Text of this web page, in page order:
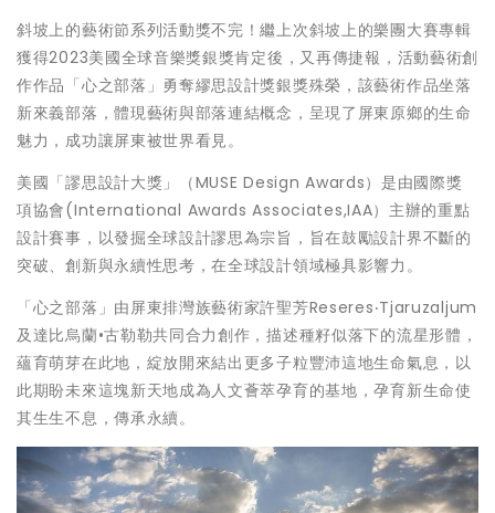
斜坡上的藝術節系列活動獎不完！繼上次斜坡上的樂團大賽專輯
獲得2023美國全球音樂獎銀獎肯定後，又再傳捷報，活動藝術創
作作品「心之部落」勇奪繆思設計獎銀獎殊榮，該藝術作品坐落
新來義部落，體現藝術與部落連結概念，呈現了屏東原鄉的生命
魅力，成功讓屏東被世界看見。
美國「謬思設計大獎」（MUSE Design Awards）是由國際獎
項協會(International Awards Associates,IAA）主辦的重點
設計賽事，以發掘全球設計謬思為宗旨，旨在鼓勵設計界不斷的
突破、創新與永續性思考，在全球設計領域極具影響力。
「心之部落」由屏東排灣族藝術家許聖芳Reseres‧Tjaruzaljum
及達比烏蘭•古勒勒共同合力創作，描述種籽似落下的流星形體，
蘊育萌芽在此地，綻放開來結出更多子粒豐沛這地生命氣息，以
此期盼未來這塊新天地成為人文薈萃孕育的基地，孕育新生命使
其生生不息，傳承永續。